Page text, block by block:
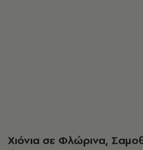
Χιόνια σε Φλώρινα,